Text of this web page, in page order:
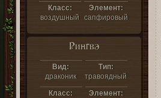
Класс:
воздушный
Элемент:
сапфировый
Рингвэ
Вид:
драконик
Тип:
травоядный
Класс:
Элемент: